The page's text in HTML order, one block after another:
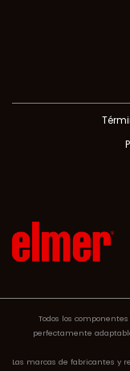
Todos los
perfectamente
Las marcas de fabricantes y